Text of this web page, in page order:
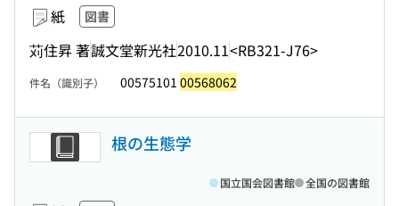
紙 図書
苅住昇 著誠文堂新光社2010.11<RB321-J76>
件名（識別子） 00575101 00568062
根の生態学
国立国会図書館 全国の図書館